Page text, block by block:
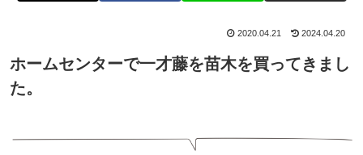
2020.04.21 2024.04.20
ホームセンターで一才藤を苗木を買ってきまし
た。